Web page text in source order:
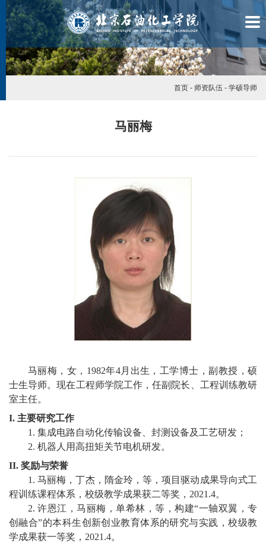
设
置
生
教
首页 - 师资队伍 - 学硕导师
马丽梅
马丽梅，女， 1982年4月出生，工学博士，副教授，硕
士生导师。现在工程师学院工作，任副院长、工程训练教研
室主任。
I. 主要研究工作
1. 集成电路自动化传输设备、封测设备及工艺研发；
2. 机器人用高扭矩关节电机研发。
II. 奖励与荣誉
1.马丽梅，丁杰，隋金玲，等，项目驱动成果导向式工
程训练课程体系，校级教学成果获二等奖， 2021.4。
2.许恩江，马丽梅，单希林，等，构建“一轴双翼，专
创融合”的本科生创新创业教育体系的研究与实践，校级教
学成果获一等奖， 2021.4。